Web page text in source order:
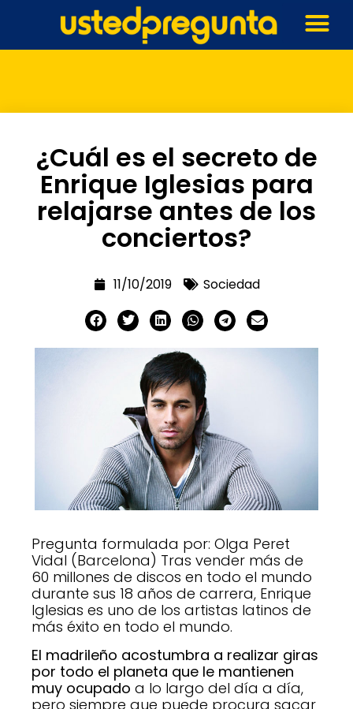
¿Cuál es el secreto de
Enrique Iglesias para
relajarse antes de los
conciertos?
11/10/2019 Sociedad
Pregunta formulada por: Olga Peret
Vidal (Barcelona) Tras vender más de
60 millones de discos en todo el mundo
durante sus 18 años de carrera, Enrique
Iglesias es uno de los artistas latinos de
más éxito en todo el mundo.
El madrileño acostumbra a realizar giras
por todo el planeta que le mantienen
muy ocupado a lo largo del día a día,
pero siempre que puede procura sacar